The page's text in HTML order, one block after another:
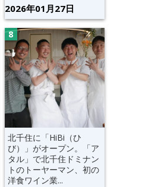
2026年01月27日
北千住に「HiBi（ひ
び）」がオープン。「ア
タル」で北千住ドミナン
トのトーヤーマン、初の
洋食ワイン業...